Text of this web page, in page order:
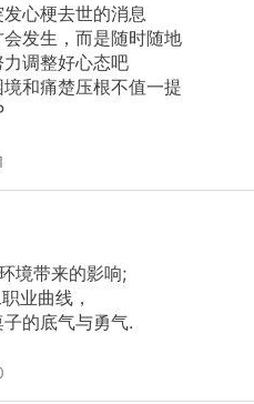
心梗去世的消息
发生，而是随时随地
调整好心态吧
和痛楚压根不值一提
境带来的影响;
业曲线，
的底气与勇气.